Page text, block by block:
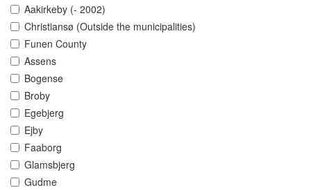
Aakirkeby (- 2002)
Christiansø (Outside the municipalities)
Funen County
Assens
Bogense
Broby
Egebjerg
Ejby
Faaborg
Glamsbjerg
Gudme